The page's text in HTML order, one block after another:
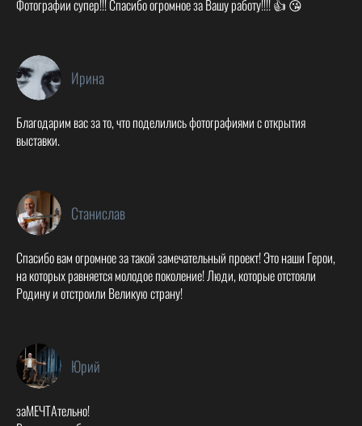
Фотографии супер!!! Спасибо огромное за Вашу работу!!!! 👍 😘
Ирина
Благодарим вас за то, что поделились фотографиями с открытия
выставки.
Станислав
Спасибо вам огромное за такой замечательный проект! Это наши Герои,
на которых равняется молодое поколение! Люди, которые отстояли
Родину и отстроили Великую страну!
Юрий
заМЕЧТАтельно!